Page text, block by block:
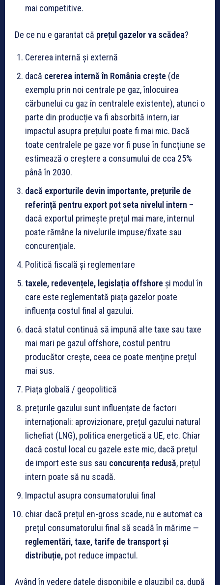
mai competitive.
De ce nu e garantat că prețul gazelor va scădea?
Cererea internă şi externă
dacă cererea internă în România crește (de
exemplu prin noi centrale pe gaz, înlocuirea
cărbunelui cu gaz în centralele existente), atunci o
parte din producție va fi absorbită intern, iar
impactul asupra prețului poate fi mai mic. Dacă
toate centralele pe gaze vor fi puse în funcțiune se
estimează o creștere a consumului de cca 25%
până în 2030.
dacă exporturile devin importante, prețurile de
referință pentru export pot seta nivelul intern –
dacă exportul primește prețul mai mare, internul
poate rămâne la nivelurile impuse/fixate sau
concurenţiale.
Politică fiscală și reglementare
taxele, redevențele, legislația offshore și modul în
care este reglementată piața gazelor poate
influența costul final al gazului.
dacă statul continuă să impună alte taxe sau taxe
mai mari pe gazul offshore, costul pentru
producător crește, ceea ce poate menține prețul
mai sus.
Piața globală / geopolitică
prețurile gazului sunt influențate de factori
internaționali: aprovizionare, prețul gazului natural
lichefiat (LNG), politica energetică a UE, etc. Chiar
dacă costul local cu gazele este mic, dacă prețul
de import este sus sau concurența redusă, prețul
intern poate să nu scadă.
Impactul asupra consumatorului final
chiar dacă prețul en-gross scade, nu e automat ca
prețul consumatorului final să scadă în mărime —
reglementări, taxe, tarife de transport și
distribuție, pot reduce impactul.
Având în vedere datele disponibile e plauzibil ca, după